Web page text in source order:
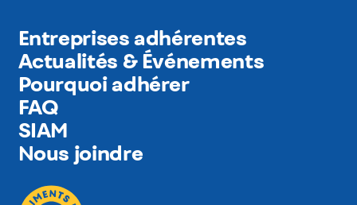
Entreprises adhérentes
Actualités & Événements
Pourquoi adhérer
FAQ
SIAM
Nous joindre